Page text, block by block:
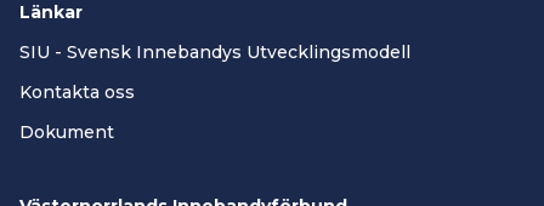
Länkar
SIU - Svensk Innebandys Utvecklingsmodell
Kontakta oss
Dokument